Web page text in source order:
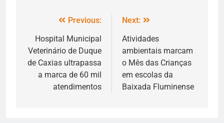
Previous:
Hospital Municipal
Veterinário de Duque
de Caxias ultrapassa
a marca de 60 mil
atendimentos
Next:
Atividades
ambientais marcam
o Mês das Crianças
em escolas da
Baixada Fluminense